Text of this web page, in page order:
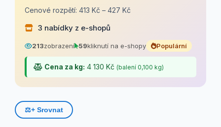
Cenové rozpětí: 413 Kč – 427 Kč
3 nabídky z e-shopů
213zobrazení 59kliknutí na e-shopy Populární
Cena za kg: 4 130 Kč (balení 0,100 kg)
⚖️+ Srovnat